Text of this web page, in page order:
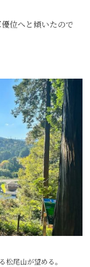
位へと傾いたので
松尾山が望める。